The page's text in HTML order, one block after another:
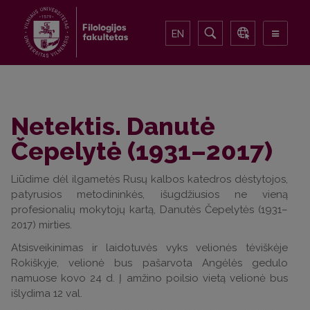
EN
Netektis. Danutė
Čepelytė (1931–2017)
Liūdime dėl ilgametės Rusų kalbos katedros dėstytojos,
patyrusios metodininkės, išugdžiusios ne vieną
profesionalių mokytojų kartą, Danutės Čepelytės (1931–
2017) mirties.
Atsisveikinimas ir laidotuvės vyks velionės tėviškėje
Rokiškyje, velionė bus pašarvota Angėlės gedulo
namuose kovo 24 d. Į amžino poilsio vietą velionė bus
išlydima 12 val.